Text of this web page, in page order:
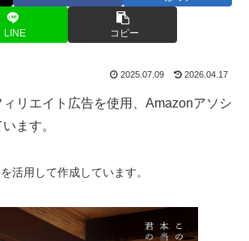
LINE コピー
2025.07.09 2026.04.17
リエイト広告を使用、Amazonアソシ
ます。
活用して作成しています。